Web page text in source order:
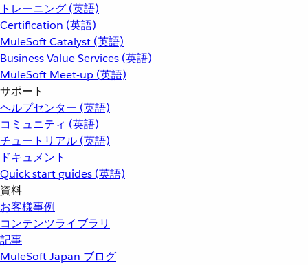
トレーニング (英語)
Certification (英語)
MuleSoft Catalyst (英語)
Business Value Services (英語)
MuleSoft Meet-up (英語)
サポート
ヘルプセンター (英語)
コミュニティ (英語)
チュートリアル (英語)
ドキュメント
Quick start guides (英語)
資料
お客様事例
コンテンツライブラリ
記事
MuleSoft Japan ブログ